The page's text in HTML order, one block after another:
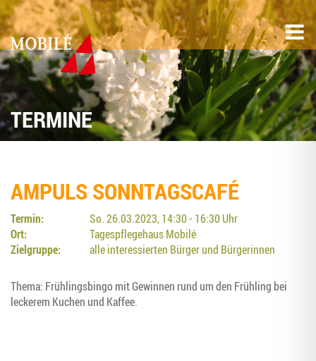
TERMINE
AMPULS SONN­TAGS­CA­FÉ
Termin:
So. 26.03.2023, 14:30 - 16:30 Uhr
Ort:
Tagespflegehaus Mobilé
Zielgruppe:
alle interessierten Bürger und Bürgerinnen
The­ma: Früh­lings­bin­go mit Gewin­nen rund um den Früh­ling bei
lecke­rem Kuchen und Kaffee.